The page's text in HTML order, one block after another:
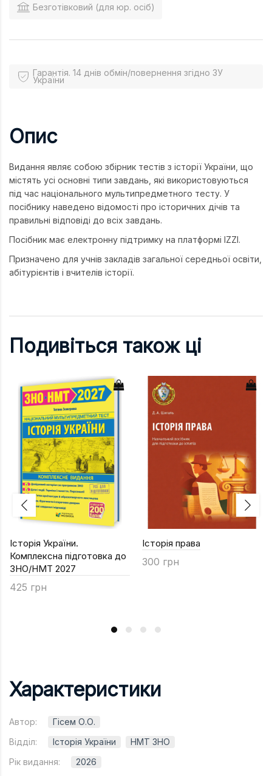
Безготівковий (для юр. осіб)
Гарантія. 14 днів обмін/повернення згідно ЗУ
України
Опис
Видання являє собою збірник тестів з історії України, що
містять усі основні типи завдань, які використовуються
під час національного мультипредметного тесту. У
посібнику наведено відомості про історичних дічів та
правильні відповіді до всіх завдань.
Посібник має електронну підтримку на платформі IZZI.
Призначено для учнів закладів загальної середньої освіти,
абітурієнтів і вчителів історії.
Подивіться також ці
Історія України.
Комплексна підготовка до
ЗНО/НМТ 2027
425 грн
Історія права
300 грн
Характеристики
Автор:
Гісем О.О.
Відділ:
Історія України
НМТ ЗНО
Рік видання:
2026